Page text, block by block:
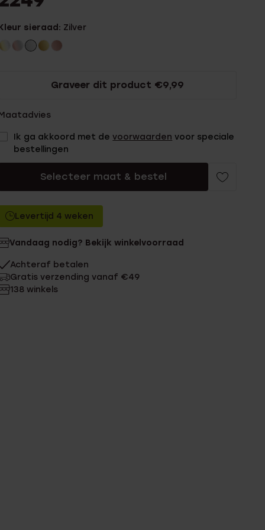
sieraad: Zilver
Graveer dit product €9,99
Ik ga akkoord met devoorwaarden voor speciale
bestellingen
Selecteer maat & bestel
Levertijd 4 weken
Vandaag nodig? Bekijk winkelvoorraad
Achteraf betalen
Gratis verzending vanaf €49
138 winkels